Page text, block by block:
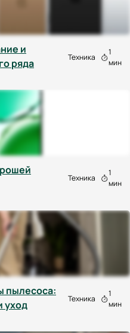
и
ряда
Техника
1
мин
Техника
1
мин
пылесоса:
уход
Техника
1
мин